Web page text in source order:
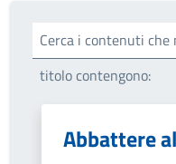
Cerca i contenuti che
titolo contengono:
Abbattere